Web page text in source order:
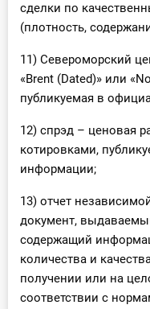
сделки по
(плотность,
11) Североморский
«Brent (Dated)» или
публикуемая в
12) спрэд – ценовая
котировками,
информации;
13) отчет
документ,
содержащий
количества и
получении или на
соответствии с